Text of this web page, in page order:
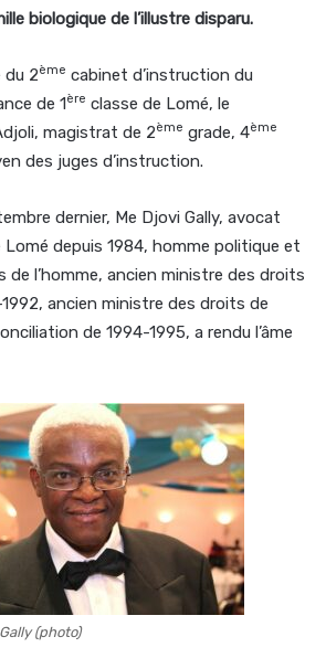
biologique de l’illustre disparu.
du 2ème cabinet d’instruction du
de 1ère classe de Lomé, le
magistrat de 2ème grade, 4ème
des juges d’instruction.
dernier, Me Djovi Gally, avocat
Lomé depuis 1984, homme politique et
de l’homme, ancien ministre des droits
1992, ancien ministre des droits de
de 1994-1995, a rendu l’âme
(photo)